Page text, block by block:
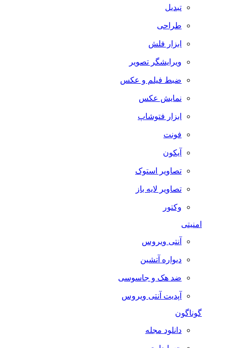
تبدیل
طراحی
ابزار فلش
ویرایشگر تصویر
ضبط فيلم و عكس
نمایش عکس
ابزار فتوشاپ
فونت
آیکون
تصاویر استوک
تصاویر لایه باز
وکتور
آنتی ویروس
دیواره آتشین
ضد هک و جاسوسی
آپدیت آنتی ویروس
گوناگون
دانلود مجله